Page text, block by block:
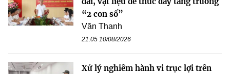
“2 con số”
Văn Thanh
21:05 10/08/2026
Xử lý nghiêm hành vi trục lợi trên